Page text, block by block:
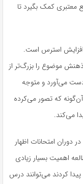
معتبری کمک بگیرد تا
افزایش استرس است.
موضوع را بزرگ‌تر از
می‌آورد و متوجه
که تصور می‌کرده
می‌کند.
دوران امتحانات اظهار
اهمیت بسیار زیادی
کردند می‌توانند درس